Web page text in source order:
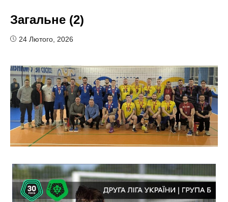
Загальне (2)
24 Лютого, 2026